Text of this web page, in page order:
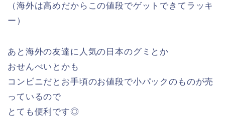
（海外は高めだからこの値段でゲットできてラッキ
ー）
あと海外の友達に人気の日本のグミとか
おせんべいとかも
コンビニだとお手頃のお値段で小パックのものが売
っているので
とても便利です◎